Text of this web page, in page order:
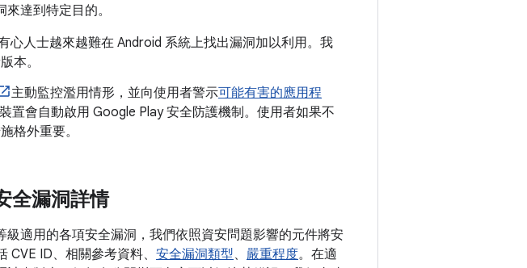
達到特定目的。
心人士越來越難在 Android 系統上找出漏洞加以利用。我
本。
主動監控濫用情形，並向使用者警示可能有害的應用程
置會自動啟用 Google Play 安全防護機制。使用者如果不
格外重要。
全漏洞詳情
適用的各項安全漏洞，我們依照資安問題影響的元件將安
ID、相關參考資料、 安全漏洞類型、 嚴重程度。在適